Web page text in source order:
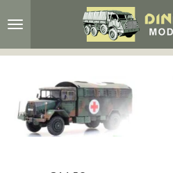
direct
naar
hoofdinhoud